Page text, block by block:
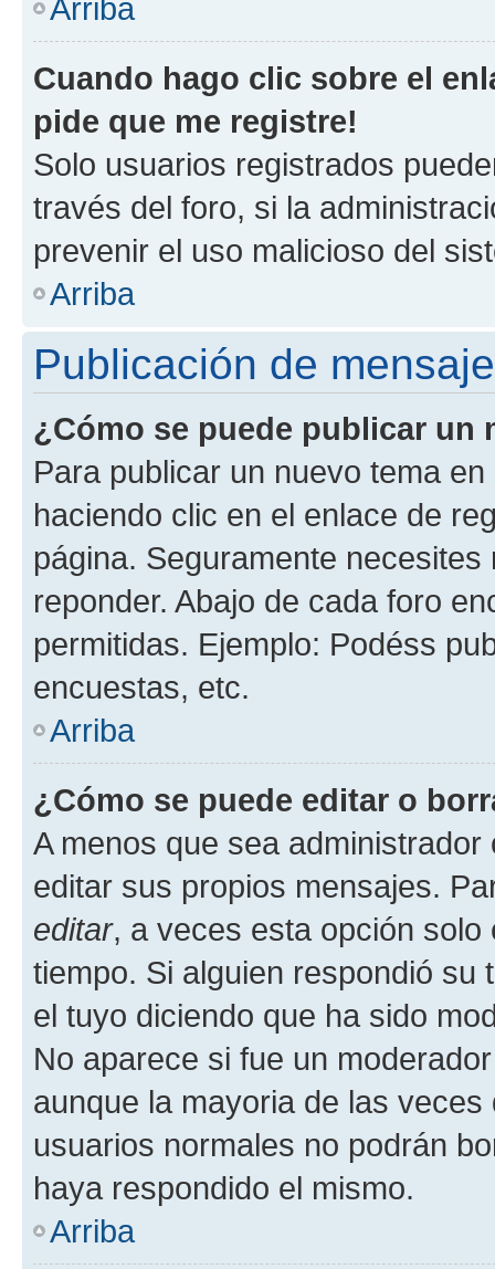
Arriba
Cuando hago clic sobre el
pide que me registre!
Solo usuarios registrados
través del foro, si la
prevenir el uso malicioso del
Arriba
Publicación de
¿Cómo se puede publicar un
Para publicar un nuevo tema
haciendo clic en el enlace de
página. Seguramente
reponder. Abajo de cada foro
permitidas. Ejemplo: Podéss
encuestas, etc.
Arriba
¿Cómo se puede editar o
A menos que sea
editar sus propios mensajes.
editar, a veces esta opción
tiempo. Si alguien respondió
el tuyo diciendo que ha sido
No aparece si fue un
aunque la mayoria de las
usuarios normales no podrán
haya respondido el mismo.
Arriba